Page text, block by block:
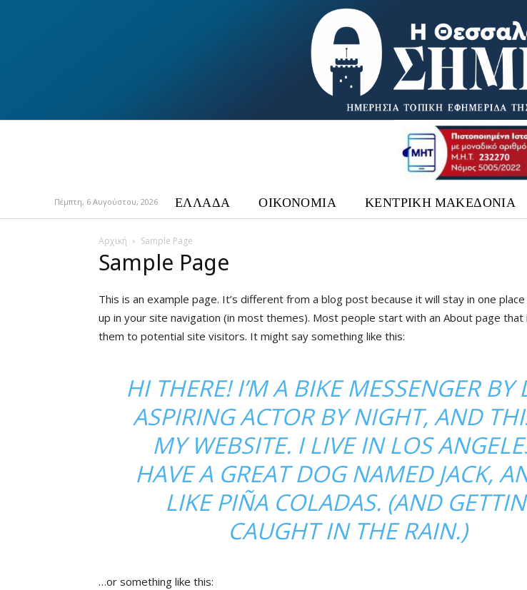
Πέμπτη, 6 Αυγούστου, 2026 ΕΛΛΑΔΑ ΟΙΚΟΝΟΜΙΑ ΚΕΝΤΡΙΚΗ ΜΑΚΕΔΟΝΙΑ
Αρχική Sample Page
Sample Page
This is an example page. It’s different from a blog post because it will stay in one
up in your site navigation (in most themes). Most people start with an About page that
them to potential site visitors. It might say something like this:
HI THERE! I’M A BIKE MESSENGER BY
ASPIRING ACTOR BY NIGHT, AND
MY WEBSITE. I LIVE IN LOS
HAVE A GREAT DOG NAMED JACK,
LIKE PIÑA COLADAS. (AND
CAUGHT IN THE RAIN.)
…or something like this: